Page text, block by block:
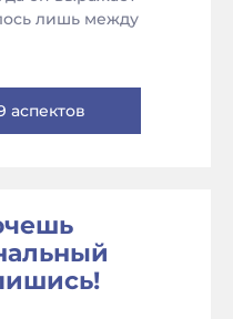
лишь между
аспектов